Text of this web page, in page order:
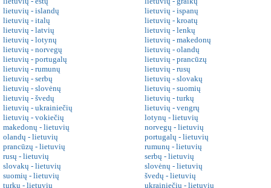
lietuvių - islandų
lietuvių - ispanų
lietuvių - italų
lietuvių - kroatų
lietuvių - latvių
lietuvių - lenkų
lietuvių - lotynų
lietuvių - makedonų
lietuvių - norvegų
lietuvių - olandų
lietuvių - portugalų
lietuvių - prancūzų
lietuvių - rumunų
lietuvių - rusų
lietuvių - serbų
lietuvių - slovakų
lietuvių - slovėnų
lietuvių - suomių
lietuvių - švedų
lietuvių - turkų
lietuvių - ukrainiečių
lietuvių - vengrų
lietuvių - vokiečių
lotynų - lietuvių
makedonų - lietuvių
norvegų - lietuvių
olandų - lietuvių
portugalų - lietuvių
prancūzų - lietuvių
rumunų - lietuvių
rusų - lietuvių
serbų - lietuvių
slovakų - lietuvių
slovėnų - lietuvių
suomių - lietuvių
švedų - lietuvių
turkų - lietuvių
ukrainiečių - lietuvių